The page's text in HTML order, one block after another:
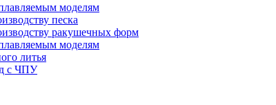
моделям
песка
ракушечных форм
моделям
литья
с ЧПУ